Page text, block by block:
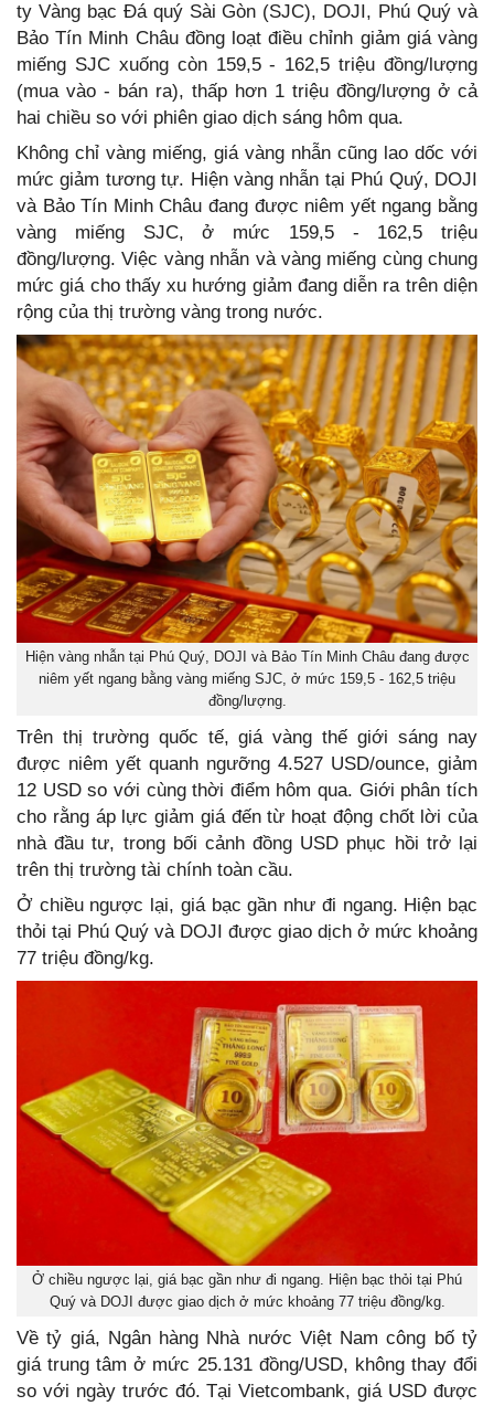
ty Vàng bạc Đá quý Sài Gòn (SJC), DOJI, Phú Quý và
Bảo Tín Minh Châu đồng loạt điều chỉnh giảm giá vàng
miếng SJC xuống còn 159,5 - 162,5 triệu đồng/lượng
(mua vào - bán ra), thấp hơn 1 triệu đồng/lượng ở cả
hai chiều so với phiên giao dịch sáng hôm qua.
Không chỉ vàng miếng, giá vàng nhẫn cũng lao dốc với
mức giảm tương tự. Hiện vàng nhẫn tại Phú Quý, DOJI
và Bảo Tín Minh Châu đang được niêm yết ngang bằng
vàng miếng SJC, ở mức 159,5 - 162,5 triệu
đồng/lượng. Việc vàng nhẫn và vàng miếng cùng chung
mức giá cho thấy xu hướng giảm đang diễn ra trên diện
rộng của thị trường vàng trong nước.
Hiện vàng nhẫn tại Phú Quý, DOJI và Bảo Tín Minh Châu đang được
niêm yết ngang bằng vàng miếng SJC, ở mức 159,5 - 162,5 triệu
đồng/lượng.
Trên thị trường quốc tế, giá vàng thế giới sáng nay
được niêm yết quanh ngưỡng 4.527 USD/ounce, giảm
12 USD so với cùng thời điểm hôm qua. Giới phân tích
cho rằng áp lực giảm giá đến từ hoạt động chốt lời của
nhà đầu tư, trong bối cảnh đồng USD phục hồi trở lại
trên thị trường tài chính toàn cầu.
Ở chiều ngược lại, giá bạc gần như đi ngang. Hiện bạc
thỏi tại Phú Quý và DOJI được giao dịch ở mức khoảng
77 triệu đồng/kg.
Ở chiều ngược lại, giá bạc gần như đi ngang. Hiện bạc thỏi tại Phú
Quý và DOJI được giao dịch ở mức khoảng 77 triệu đồng/kg.
Về tỷ giá, Ngân hàng Nhà nước Việt Nam công bố tỷ
giá trung tâm ở mức 25.131 đồng/USD, không thay đổi
so với ngày trước đó. Tại Vietcombank, giá USD được